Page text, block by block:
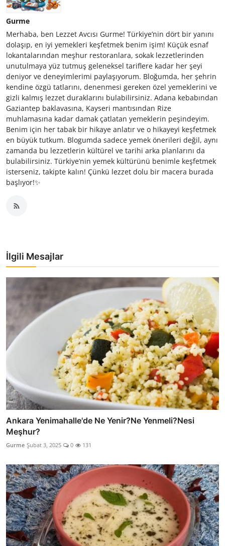
Gurme
Merhaba, ben Lezzet Avcısı Gurme! Türkiye’nin dört bir yanını
dolaşıp, en iyi yemekleri keşfetmek benim işim! Küçük esnaf
lokantalarından meşhur restoranlara, sokak lezzetlerinden
unutulmaya yüz tutmuş geleneksel tariflere kadar her şeyi
deniyor ve deneyimlerimi paylaşıyorum. Bloğumda, her şehrin
kendine özgü tatlarını, denenmesi gereken özel yemeklerini ve
gizli kalmış lezzet duraklarını bulabilirsiniz. Adana kebabından
Gaziantep baklavasına, Kayseri mantısından Rize
muhlamasına kadar damak çatlatan yemeklerin peşindeyim.
Benim için her tabak bir hikaye anlatır ve o hikayeyi keşfetmek
en büyük tutkum. Blogumda sadece yemek önerileri değil, aynı
zamanda bu lezzetlerin kültürel ve tarihi arka planlarını da
bulabilirsiniz. Türkiye’nin yemek kültürünü benimle keşfetmek
isterseniz, takipte kalın! Çünkü lezzet dolu bir macera burada
başlıyor!✨
İlgili Mesajlar
Ankara Yenimahalle'de Ne Yenir?Ne Yenmeli?Nesi
Meşhur?
Gurme Şubat 3, 2025 0 131